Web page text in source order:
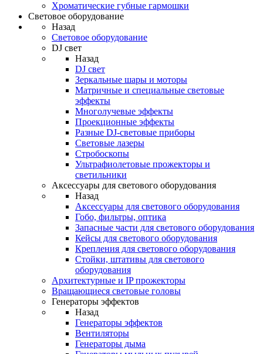
Хроматические губные гармошки
Световое оборудование
Назад
Световое оборудование
DJ свет
Назад
DJ свет
Зеркальные шары и моторы
Матричные и специальные световые
эффекты
Многолучевые эффекты
Проекционные эффекты
Разные DJ-световые приборы
Световые лазеры
Стробоскопы
Ультрафиолетовые прожекторы и
светильники
Аксессуары для светового оборудования
Назад
Аксессуары для светового оборудования
Гобо, фильтры, оптика
Запасные части для светового оборудования
Кейсы для светового оборудования
Крепления для светового оборудования
Стойки, штативы для светового
оборудования
Архитектурные и IP прожекторы
Вращающиеся световые головы
Генераторы эффектов
Назад
Генераторы эффектов
Вентиляторы
Генераторы дыма